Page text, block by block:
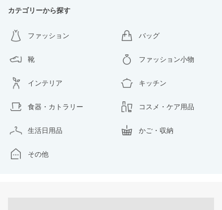
カテゴリーから探す
ファッション バッグ
靴 ファッション小物
インテリア キッチン
食器・カトラリー コスメ・ケア用品
生活日用品 かご・収納
その他